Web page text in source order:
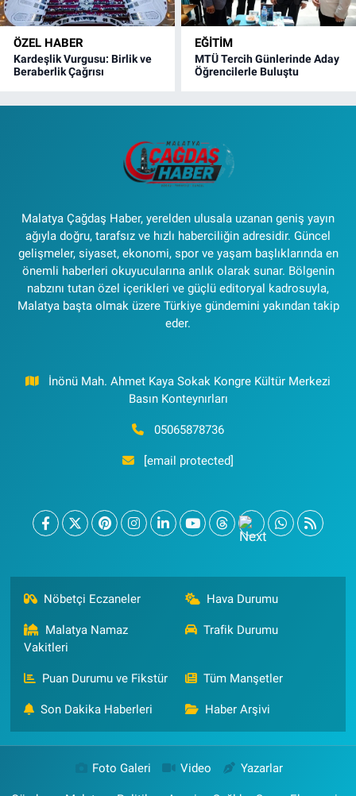
ÖZEL HABER
Kardeşlik Vurgusu: Birlik ve
Beraberlik Çağrısı
EĞITIM
MTÜ Tercih Günlerinde Aday
Öğrencilerle Buluştu
Malatya Çağdaş Haber, yerelden ulusala uzanan geniş yayın
ağıyla doğru, tarafsız ve hızlı haberciliğin adresidir. Güncel
gelişmeler, siyaset, ekonomi, spor ve yaşam başlıklarında en
önemli haberleri okuyucularına anlık olarak sunar. Bölgenin
nabzını tutan özel içerikleri ve güçlü editoryal kadrosuyla,
Malatya başta olmak üzere Türkiye gündemini yakından takip
eder.
İnönü Mah. Ahmet Kaya Sokak Kongre Kültür Merkezi
Basın Konteynırları
05065878736
[email protected]
Nöbetçi Eczaneler Hava Durumu
Malatya Namaz
Vakitleri
Trafik Durumu
Puan Durumu ve Fikstür Tüm Manşetler
Son Dakika Haberleri Haber Arşivi
Foto Galeri Video Yazarlar